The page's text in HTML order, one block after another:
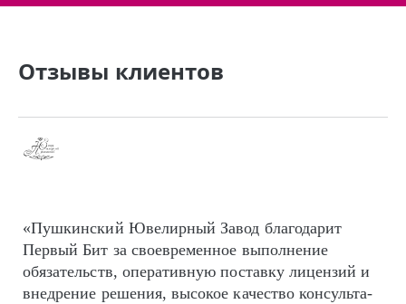
Отзывы клиентов
«Пушкинский Ювелирный Завод благодарит
Первый Бит за своевременное выполнение
обязательств, оперативную поставку лицензий и
внедрение решения, высокое качество кон­суль­та­